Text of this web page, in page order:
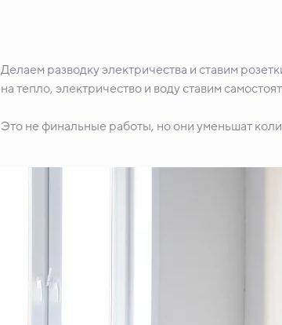
Делаем разводку электричества и ставим
на тепло, электричество и воду ставим
Это не финальные работы, но они уменьшат